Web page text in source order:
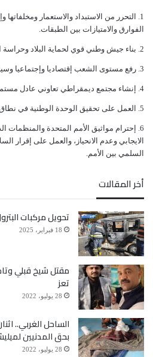
المواطنين.
خيار الضرورة
يقول شهاب عبد الواحد، سائق
العمل في ظل ارتفاع أسعار
أبدًا. وأضاف أن سعر “اسطوانة”
ريال.
ويواصل: لهذا السبب اضطررنا
نعمل عليها إلى منظومة الغاز،
بكثير. ويشير عبد الواحد إلى أن
التحويل إلى منظومات الغاز،
بسبب تدخين بعض الركاب.
ويستطرد: لكننا مضطرين لعملية
ﺍﻟﺘﺤﺮﺭ ﻣﻦ ﺍﻻﺳﺘﺒﺪﺍﺩ ﻭﺍﻻﺳﺘﻌﻤﺎﺭ
ﺍﻟﻔﻮﺍﺭﻕ ﻭﺍﻻﻣﺘﻴﺎﺯﺍﺕ ﺑﻴﻦ ﺍﻟﻄﺒﻘﺎﺕ.
ﺑﻨﺎﺀ ﺟﻴﺶ ﻭﻃﻨﻲ ﻗﻮﻱ ﻟﺤﻤﺎﻳﺔ ﺍﻟﺒﻼﺩ ﻭﺣﺮﺍﺳﺔ
ﺭﻓﻊ ﻣﺴﺘﻮﻯ ﺍﻟﺸﻌﺐ ﺇﻗﺘﺼﺎﺩﻳﺎ ﻭﺇﺟﺘﻤﺎﻋﻴﺎ
ﺇﻧﺸﺎﺀ ﻣﺠﺘﻤﻊ ﺩﻳﻤﻘﺮﺍﻃﻲ ﺗﻌﺎﻭﻧﻲ ﻋﺎﺩﻝ
ﺍﻟﻌﻤﻞ ﻋﻠﻰ ﺗﺤﻘﻴﻖ ﺍﻟﻮﺣﺪﺓ ﺍﻟﻮﻃﻨﻴﺔ ﻓﻲ ﻧﻄﺎﻕ
ﺇﺣﺘﺮﺍﻡ ﻣﻮﺍﺛﻴﻖ الأﻣﻢ ﺍﻟﻤﺘﺤﺪﺓ ﻭﺍﻟﻤﻨﻈﻤﺎﺕ
ﺍﻻﻳﺠﺎﺑﻲ ﻭﻋﺪﻡ ﺍﻻﻧﺤﻴﺎﺯ، ﻭﺍﻟﻌﻤﻞ ﻋﻠﻰ ﺇﻗﺮﺍﺭ
ﺍﻟﺴﻠﻤﻲ ﺑﻴﻦ ﺍﻷﻣﻢ.
أخر المقالات
تحويل مركبات
18 فبراير، 2025
مقتل شيخ قبلي
تعز
28 يوليو، 2022
الساحل الغربي..
بحق المدنيين
28 يوليو، 2022